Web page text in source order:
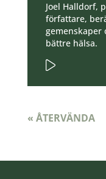
Joel Halldorf,
författare,
gemenskaper
bättre hälsa.
« ÅTERVÄNDA